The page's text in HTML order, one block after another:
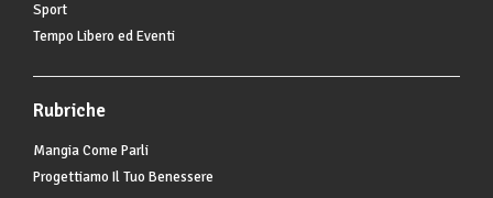
Sport
Tempo Libero ed Eventi
Rubriche
Mangia Come Parli
Progettiamo Il Tuo Benessere